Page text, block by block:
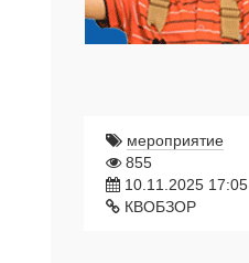
мероприятие
855
10.11.2025 17:05
КВОБЗОР